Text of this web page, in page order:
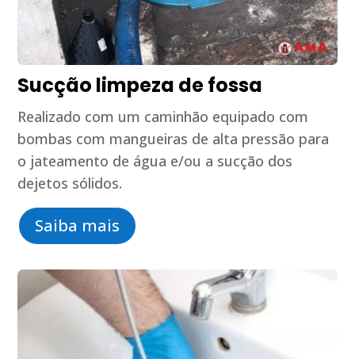
Sucção limpeza de fossa
Realizado com um caminhão equipado com
bombas com mangueiras de alta pressão para
o jateamento de água e/ou a sucção dos
dejetos sólidos.
Saiba mais